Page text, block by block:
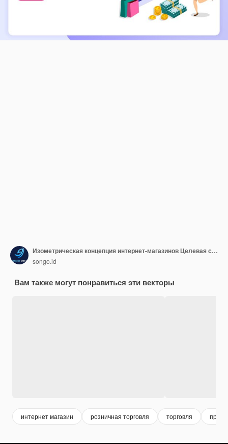
Изометрическая концепция интернет-магазинов Целевая страница веб-сайта с плоским векторным шаблоном
songo.id
Вам также могут понравиться эти векторы
интернет магазин розничная торговля торговля